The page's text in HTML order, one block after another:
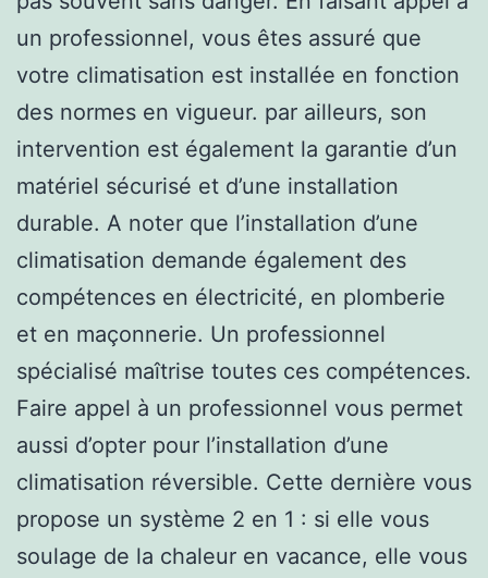
un professionnel, vous êtes assuré que
votre climatisation est installée en fonction
des normes en vigueur. par ailleurs, son
intervention est également la garantie d’un
matériel sécurisé et d’une installation
durable. A noter que l’installation d’une
climatisation demande également des
compétences en électricité, en plomberie
et en maçonnerie. Un professionnel
spécialisé maîtrise toutes ces compétences.
Faire appel à un professionnel vous permet
aussi d’opter pour l’installation d’une
climatisation réversible. Cette dernière vous
propose un système 2 en 1 : si elle vous
soulage de la chaleur en vacance, elle vous